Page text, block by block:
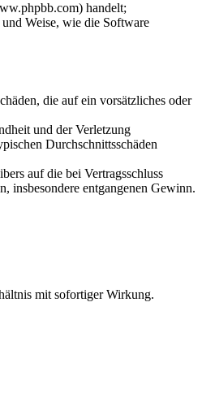
handelt;
Weise, wie die Software
die auf ein vorsätzliches oder
und der Verletzung
Durchschnittsschäden
auf die bei Vertragsschluss
insbesondere entgangenen Gewinn.
mit sofortiger Wirkung.